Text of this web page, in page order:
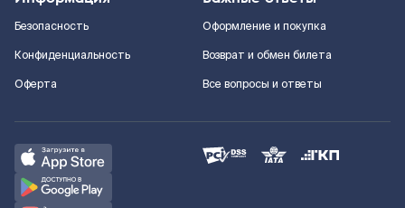
Безопасность
Конфиденциальность
Оферта
Оформление и покупка
Возврат и обмен билета
Все вопросы и ответы